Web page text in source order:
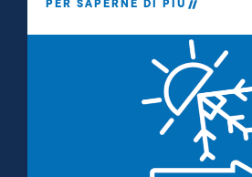
PER SAPERNE DI PIÙ